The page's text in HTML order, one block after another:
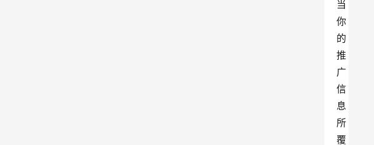
当
你
的
推
广
信
息
所
覆